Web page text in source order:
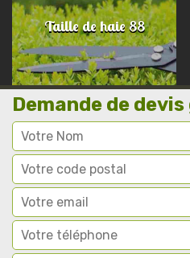
Taille de haie 88
Demande de